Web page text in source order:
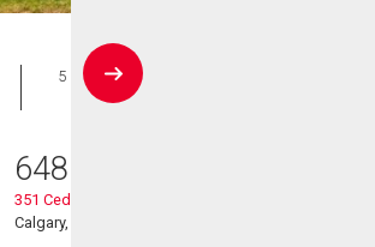
Maison
5 CAC , 3
SDB
648 000
351 Cedarpark Drive Sw
Calgary, AB